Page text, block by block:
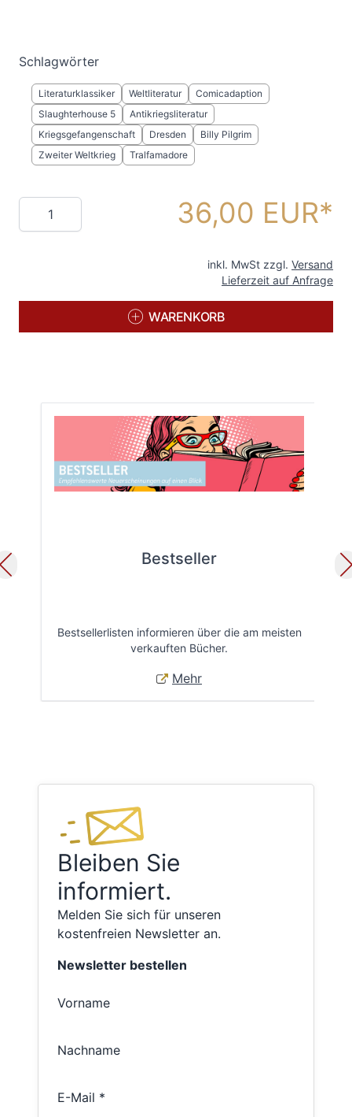
Schlagwörter
Literaturklassiker Weltliteratur
Comicadaption
Slaughterhouse 5
Antikriegsliteratur
Kriegsgefangenschaft
Dresden
Billy Pilgrim
Zweiter Weltkrieg
Tralfamadore
Menge 36,00 EUR
inkl. MwSt zzgl. Versand
Lieferzeit auf Anfrage
WARENKORB
Bestseller
Bestsellerlisten informieren über die am meisten
verkauften Bücher.
Mehr
Bleiben Sie
informiert.
Melden Sie sich für unseren
kostenfreien Newsletter an.